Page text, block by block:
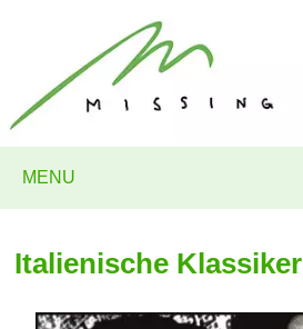
MENU
Italienische Klassiker